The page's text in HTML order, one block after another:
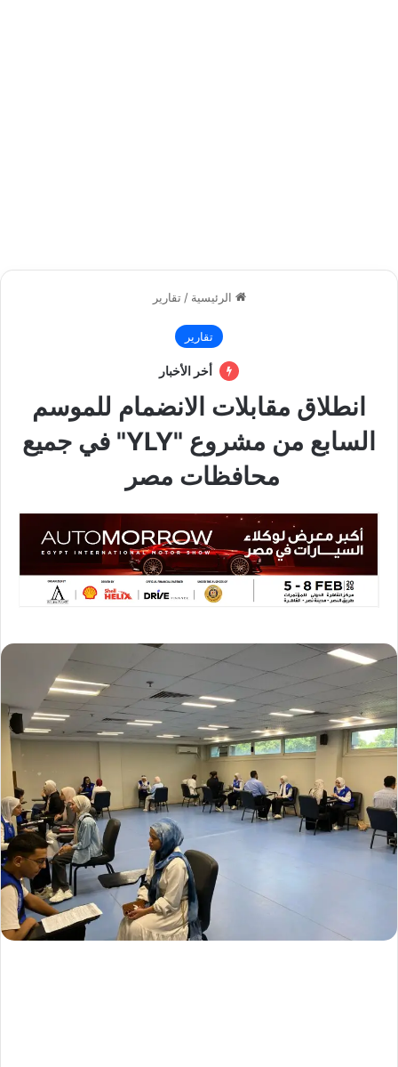
الرئيسية / تقارير
تقارير
أخر الأخبار
انطلاق مقابلات الانضمام للموسم
السابع من مشروع "YLY" في جميع
محافظات مصر